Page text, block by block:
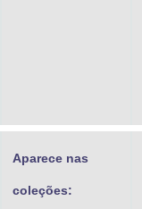
Aparece nas
coleções: